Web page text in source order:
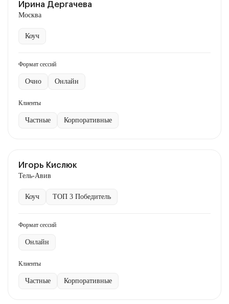
Ирина Дергачева
Москва
Коуч
Формат сессий
Очно Онлайн
Клиенты
Частные Корпоративные
Игорь Кислюк
Тель-Авив
Коуч ТОП 3 Победитель
Формат сессий
Онлайн
Клиенты
Частные Корпоративные